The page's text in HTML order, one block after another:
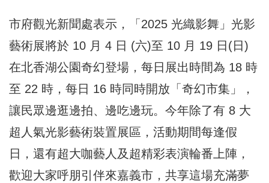
市府觀光新聞處表示，「2025 光織影舞」光影
藝術展將於 10 月 4 日 (六)至 10 月 19 日(日)
在北香湖公園奇幻登場，每日展出時間為 18 時
至 22 時，每日 16 時同時開放「奇幻市集」，
讓民眾邊逛邊拍、邊吃邊玩。今年除了有 8 大
超人氣光影藝術裝置展區，活動期間每逢假
日，還有超大咖藝人及超精彩表演輪番上陣，
歡迎大家呼朋引伴來嘉義市，共享這場充滿夢